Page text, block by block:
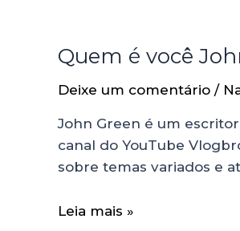
Quem é você
Deixe um comentário /
John Green é um
canal do YouTube
sobre temas variados e
Leia mais »